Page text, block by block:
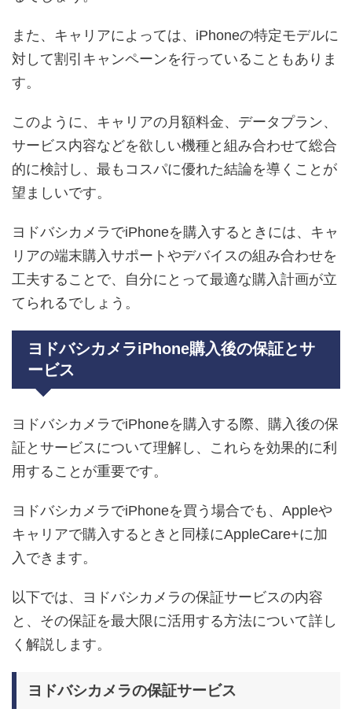
また、キャリアによっては、iPhoneの特定モデルに
対して割引キャンペーンを行っていることもありま
す。
このように、キャリアの月額料金、データプラン、
サービス内容などを欲しい機種と組み合わせて総合
的に検討し、最もコスパに優れた結論を導くことが
望ましいです。
ヨドバシカメラでiPhoneを購入するときには、キャ
リアの端末購入サポートやデバイスの組み合わせを
工夫することで、自分にとって最適な購入計画が立
てられるでしょう。
ヨドバシカメラiPhone購入後の保証とサ
ービス
ヨドバシカメラでiPhoneを購入する際、購入後の保
証とサービスについて理解し、これらを効果的に利
用することが重要です。
ヨドバシカメラでiPhoneを買う場合でも、Appleや
キャリアで購入するときと同様にAppleCare+に加
入できます。
以下では、ヨドバシカメラの保証サービスの内容
と、その保証を最大限に活用する方法について詳し
く解説します。
ヨドバシカメラの保証サービス